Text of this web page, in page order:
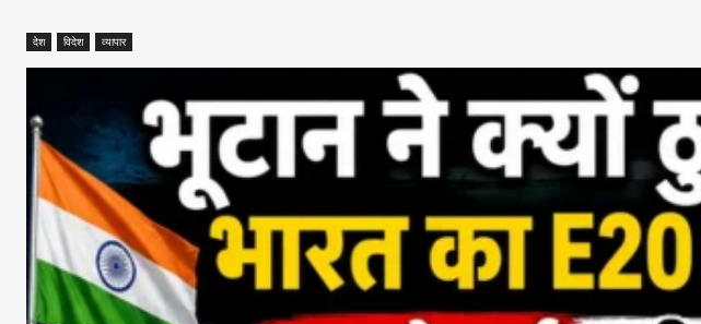
Facebook
X WhatsApp
Share
Read Latest News on
AIN NEWS 1 App
देश विदेश व्यापार